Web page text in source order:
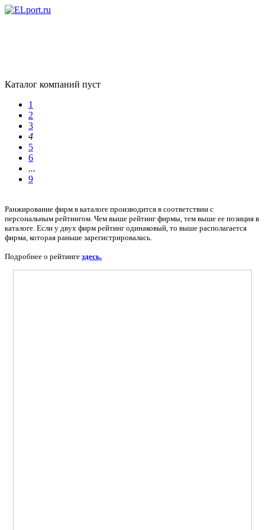
Каталог компаний пуст
1
2
3
4
5
6
...
9
Ранжирование фирм в каталоге производится в соответствии с
персональным рейтингом. Чем выше рейтинг фирмы, тем выше ее позиция в
каталоге. Если у двух фирм рейтинг одинаковый, то выше располагается
фирма, которая раньше зарегистрировалась.
Подробнее о рейтинге здесь.